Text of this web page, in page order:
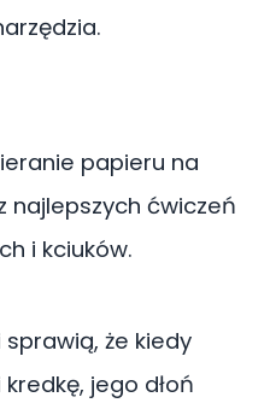
papieru na
najlepszych ćwiczeń
i kciuków.
że kiedy
jego dłoń